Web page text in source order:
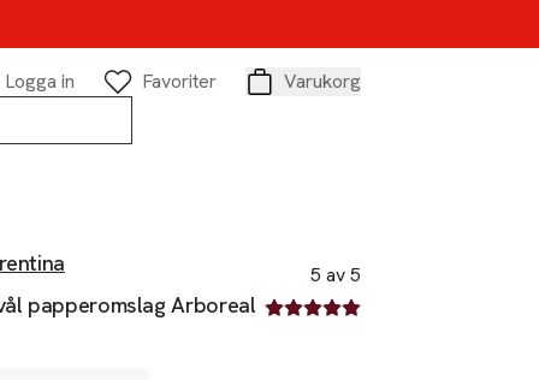
Logga in
Favoriter
Varukorg
papperomslag Arboreal
5 av 5
5 av fem stjärnor